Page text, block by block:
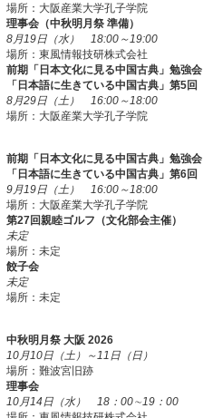
場所：大阪産業大学孔子学院
理事会（中秋明月祭 準備）
8月19日（水） 18:00～19:00
場所：東風情報技研株式会社
前期「日本文化に見る中国古典」勉強会
「日本語に生きている中国古典」第5回
8月29日（土） 16:00～18:00
場所：大阪産業大学孔子学院
前期「日本文化に見る中国古典」勉強会
「日本語に生きている中国古典」第6回
9月19日（土） 16:00～18:00
場所：大阪産業大学孔子学院
第27回親睦ゴルフ（文化部会主催）
未定
場所：未定
餃子会
未定
場所：未定
中秋明月祭 大阪 2026
10月10日（土）～11日（日）
場所：難波宮旧跡
理事会
10月14日（水） 18：00∼19：00